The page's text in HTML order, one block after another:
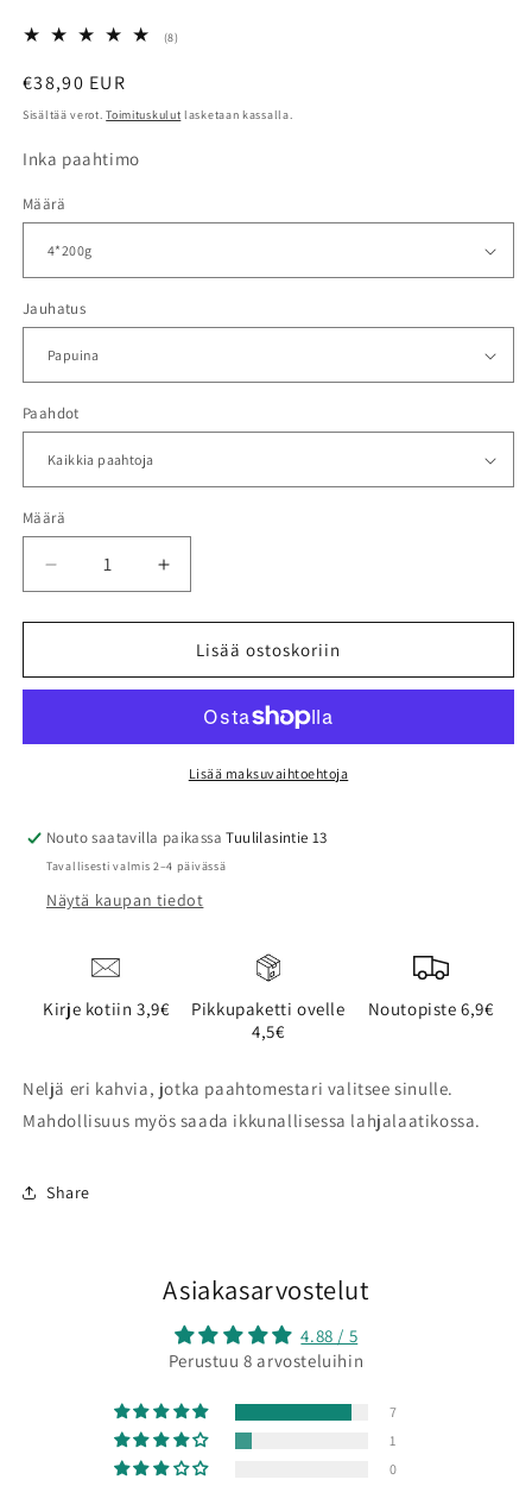
(8)
Normaalihinta
€38,90 EUR
Sisältää verot.Toimituskulut lasketaan kassalla.
Inka paahtimo
Määrä
Jauhatus
Paahdot
Määrä
Vähennä
tuotteen
KAHVIBOKSI
Lisää
tuotteen
KAHVIBOKSI
määrää
Lisää ostoskoriin
Lisää maksuvaihtoehtoja
Nouto saatavilla paikassaTuulilasintie 13
Tavallisesti valmis 2–4 päivässä
Näytä kaupan tiedot
Kirje kotiin 3,9€
Pikkupaketti ovelle
4,5€
Noutopiste 6,9€
Neljä eri kahvia, jotka paahtomestari valitsee sinulle.
Mahdollisuus myös saada ikkunallisessa lahjalaatikossa.
Share
Asiakasarvostelut
4.88 / 5
Perustuu 8 arvosteluihin
7
1
0